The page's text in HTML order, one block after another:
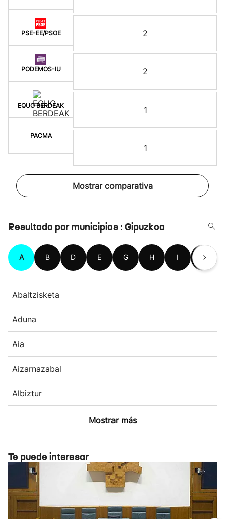
PSE-EE/PSOE
PODEMOS-IU
EQUO BERDEAK
PACMA
2
2
1
1
Mostrar comparativa
Resultado por municipios : Gipuzkoa
A B D E G H I L
Abaltzisketa
Aduna
Aia
Aizarnazabal
Albiztur
Mostrar más
Te puede interesar